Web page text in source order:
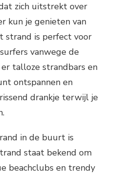
zich uitstrekt over
kun je genieten van
strand is perfect voor
vanwege de
talloze strandbars en
ontspannen en
drankje terwijl je
in de buurt is
staat bekend om
beachclubs en trendy